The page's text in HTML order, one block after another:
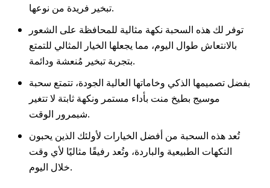
تبخير فريدة من نوعها.
توفر لك هذه السحبة نكهة مثالية للمحافظة على الشعور
بالانتعاش طوال اليوم، مما يجعلها الخيار المثالي للتمتع
بتجربة تبخير مُنعشة ودائمة.
بفضل تصميمها الذكي وخاماتها العالية الجودة، تتمتع سحبة
موسيج بطيخ منت بأداء مستمر ونكهة ثابتة لا تتغير
شبمرور الوقت.
تُعد هذه السحبة من أفضل الخيارات لأولئك الذين يحبون
النكهات الطبيعية والباردة، وتُعد رفيقًا مثاليًا لأي وقت
خلال اليوم.